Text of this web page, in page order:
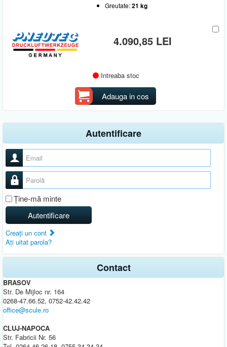
Greutate:21 kg
4.090,85 LEI
Intreaba stoc
Adauga in cos
Autentificare
Nume utilizator
Parolă
Ţine-mă minte
Autentificare
Creaţi un cont
Aţi uitat parola?
Contact
BRASOV
Str. De Mijloc nr. 164
0268-47.66.52, 0752-42.42.42
office@scule.ro
CLUJ-NAPOCA
Str. Fabricii Nr. 56